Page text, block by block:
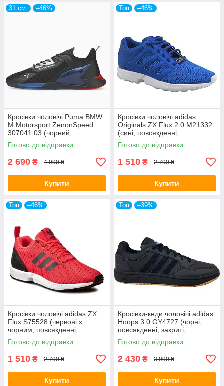
31 см. –46%
Кросівки чоловічі Puma BMW
M Motorsport ZenonSpeed
307041 03 (чорний,
щоденний, текстильний,
бренд пума)
Готово до відправки
2 690 ₴ 4 990 ₴
Купити
Топ –46%
Кросівки чоловічі adidas
Originals ZX Flux 2.0 M21332
(сині, повсякденні,
текстильний верх, бренд
адідас)
Готово до відправки
1 510 ₴ 2 790 ₴
Купити
Топ –46%
Кросівки чоловічі adidas ZX
Flux S75528 (червоні з
чорним, повсякденні,
текстильний верх, бренд
адідас)
Готово до відправки
1 510 ₴ 2 790 ₴
Купити
Топ –39%
Кросівки-кеди чоловічі adidas
Hoops 3.0 GY4727 (чорні,
повсякденні, закриті,
круглорічні, бренд адідас)
Готово до відправки
2 430 ₴ 3 990 ₴
Купити